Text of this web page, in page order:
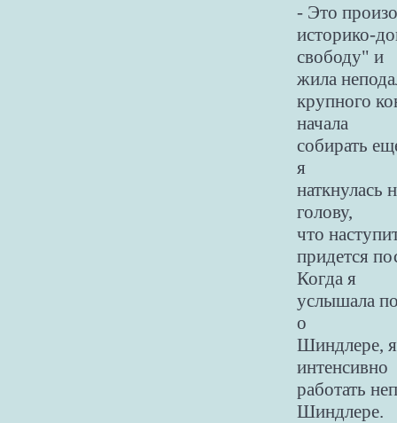
- Это
историко-
свободу" и
жила
крупного
начала
собирать
я
голову,
что
придется
Когда я
услышала
о
Шиндлере, я
интенсивно
работать
Шиндлере.